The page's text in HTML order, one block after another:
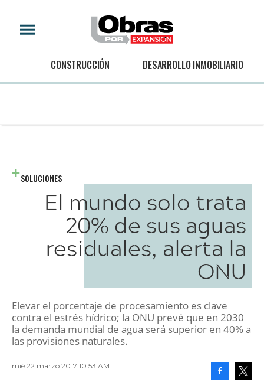
CONSTRUCCIÓN DESARROLLO INMOBILIARIO
SOLUCIONES
El mundo solo trata
20% de sus aguas
residuales, alerta la
ONU
Elevar el porcentaje de procesamiento es clave
contra el estrés hídrico; la ONU prevé que en 2030
la demanda mundial de agua será superior en 40% a
las provisiones naturales.
mié 22 marzo 2017 10:53 AM